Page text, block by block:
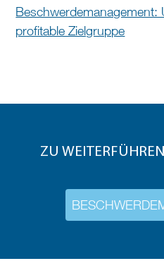
Beschwerdemanagement:
profitable Zielgruppe
ZU